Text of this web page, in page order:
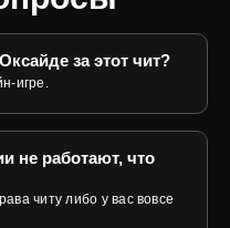
за этот чит?
игре.
не работают, что
читу либо у вас вовсе